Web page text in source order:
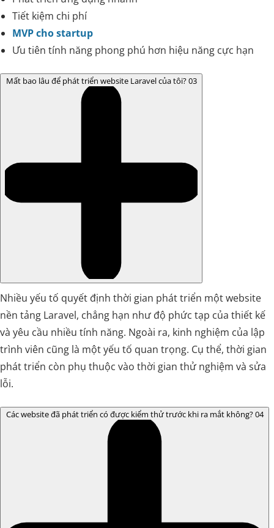
Tiết kiệm chi phí
MVP cho startup
Ưu tiên tính năng phong phú hơn hiệu năng cực hạn
Mất bao lâu để phát triển website Laravel của tôi?03
Nhiều yếu tố quyết định thời gian phát triển một website
nền tảng Laravel, chẳng hạn như độ phức tạp của thiết kế
và yêu cầu nhiều tính năng. Ngoài ra, kinh nghiệm của lập
trình viên cũng là một yếu tố quan trọng. Cụ thể, thời gian
phát triển còn phụ thuộc vào thời gian thử nghiệm và sửa
lỗi.
Các website đã phát triển có được kiểm thử trước khi ra mắt không?04